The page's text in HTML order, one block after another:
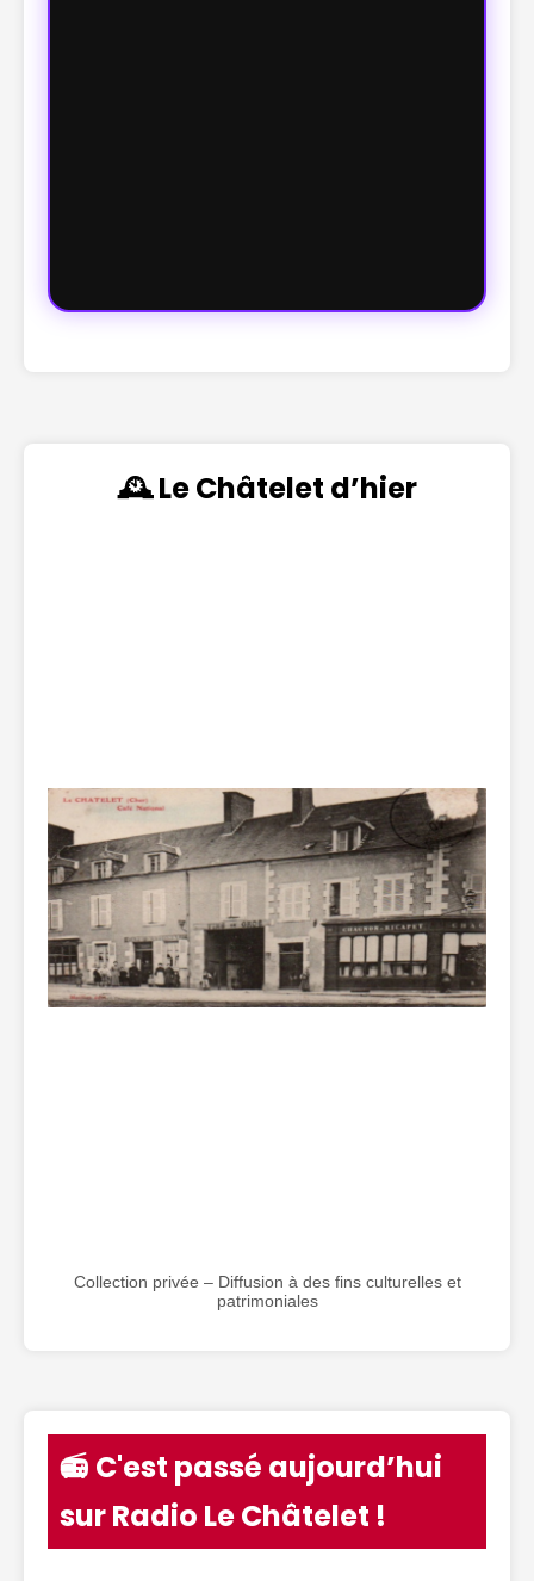
🕰️ Le Châtelet d’hier
Collection privée – Diffusion à des fins culturelles et
patrimoniales
📻 C'est passé aujourd’hui
sur Radio Le Châtelet !